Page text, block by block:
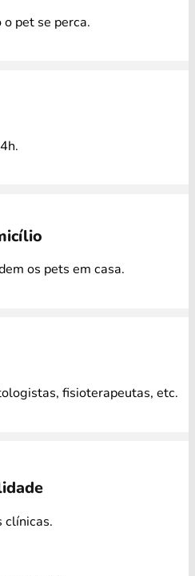
pet se perca.
os pets em casa.
fisioterapeutas, etc.
clínicas.